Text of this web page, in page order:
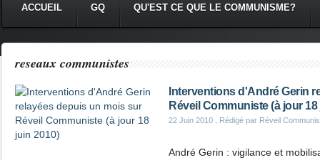
ACCUEIL GQ QU'EST CE QUE LE COMMUNISME?
reseaux communistes
Interventions d'André Gerin
Réveil Communiste (à jour 18
22 Juin 2010 , Rédigé par Réveil
André Gerin : vigilance et